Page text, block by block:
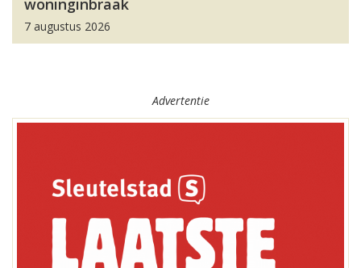
woninginbraak
7 augustus 2026
Advertentie